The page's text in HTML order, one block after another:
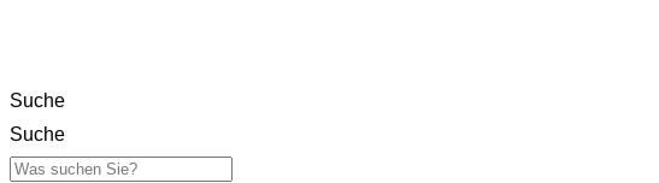
Suche
Suche